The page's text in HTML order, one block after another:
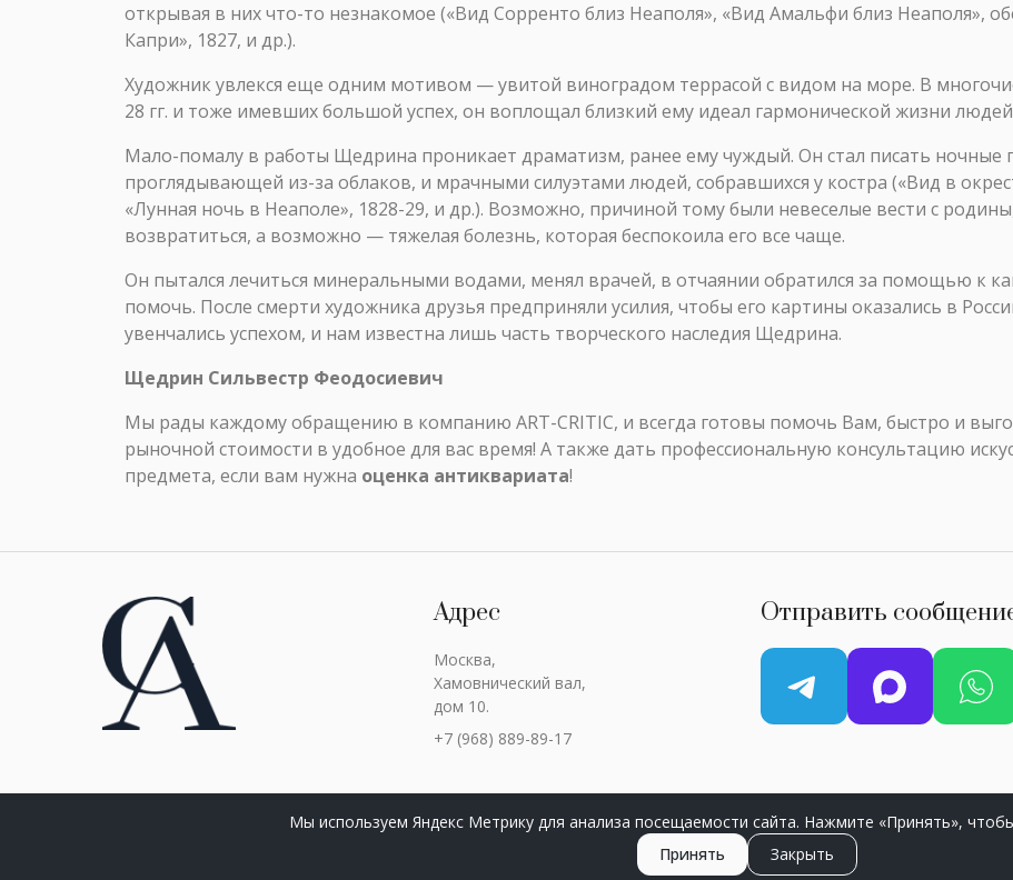
открывая в них что-то незнакомое («Вид Сорренто близ Неаполя», «Вид Амальфи близ Неаполя»,
Капри», 1827, и др.).
Художник увлекся еще одним мотивом — увитой виноградом террасой с видом на море. В
28 гг. и тоже имевших большой успех, он воплощал близкий ему идеал гармонической жизни
Мало-помалу в работы Щедрина проникает драматизм, ранее ему чуждый. Он стал писать ночные
проглядывающей из-за облаков, и мрачными силуэтами людей, собравшихся у костра («Вид в
«Лунная ночь в Неаполе», 1828-29, и др.). Возможно, причиной тому были невеселые вести с
возвратиться, а возможно — тяжелая болезнь, которая беспокоила его все чаще.
Он пытался лечиться минеральными водами, менял врачей, в отчаянии обратился за помощью к
помочь. После смерти художника друзья предприняли усилия, чтобы его картины оказались в
увенчались успехом, и нам известна лишь часть творческого наследия Щедрина.
Щедрин Сильвестр Феодосиевич
Мы рады каждому обращению в компанию ART-CRITIC, и всегда готовы помочь Вам, быстро и
рыночной стоимости в удобное для вас время! А также дать профессиональную консультацию
предмета, если вам нужна оценка антиквариата!
Адрес
Москва,
Хамовнический вал,
дом 10.
+7 (968) 889-89-17
Отправить
ART-CRITIC © 2018 - 2026 / Все права защищены
Мы используем Яндекс Метрику для анализа посещаемости сайта. Нажмите «Принять»,
Принять
Закрыть